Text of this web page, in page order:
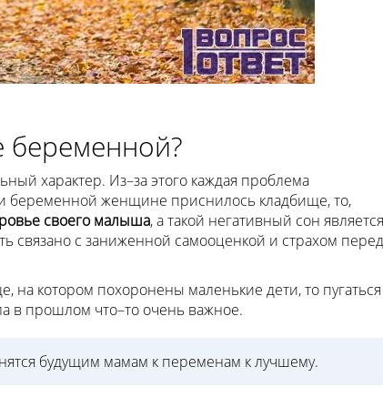
беременной?
характер. Из–за этого каждая проблема
беременной женщине приснилось кладбище, то,
своего малыша, а такой негативный сон является
связано с заниженной самооценкой и страхом перед
котором похоронены маленькие дети, то пугаться
в прошлом что–то очень важное.
будущим мамам к переменам к лучшему.